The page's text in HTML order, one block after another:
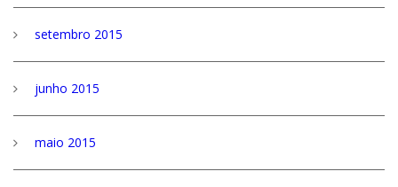
setembro 2015
junho 2015
maio 2015